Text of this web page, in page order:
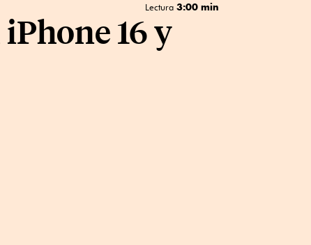
Lectura 3:00 min
16 y